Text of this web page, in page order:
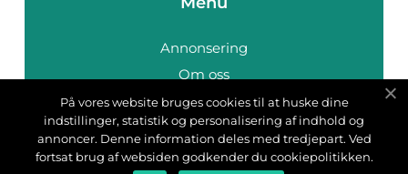
Annonsering
Om oss
Cookies
Kontakta oss
Sitemap
På vores website bruges cookies til at huske dine
indstillinger, statistik og personalisering af indhold og
annoncer. Denne information deles med tredjepart. Ved
fortsat brug af websiden godkender du cookiepolitikken.